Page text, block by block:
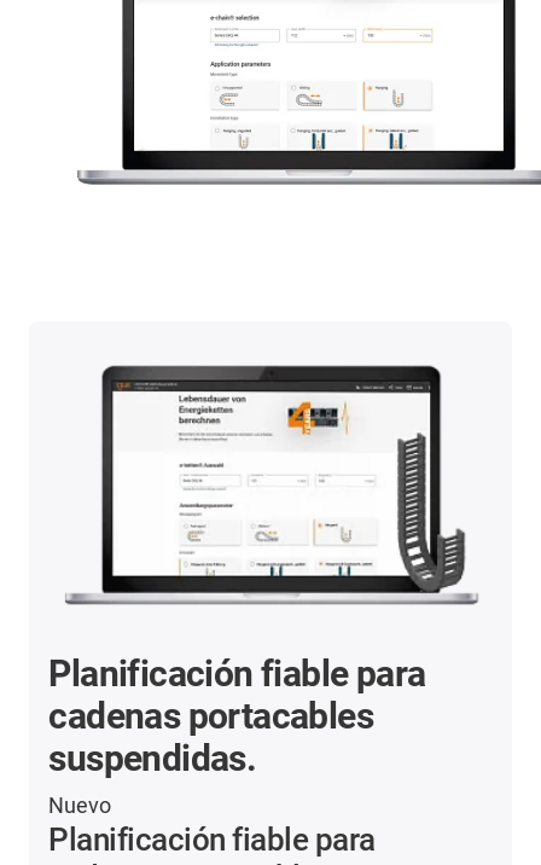
Planificación fiable para
cadenas portacables
suspendidas.
Nuevo
Planificación fiable para